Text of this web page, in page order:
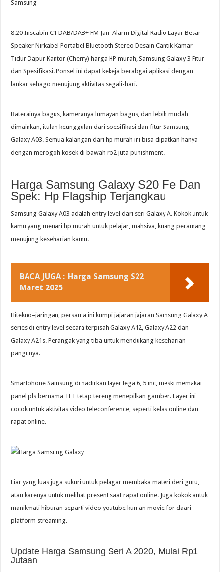
Samsung
8:20 Inscabin C1 DAB/DAB+ FM Jam Alarm Digital Radio Layar Besar
Speaker Nirkabel Portabel Bluetooth Stereo Desain Cantik Kamar
Tidur Dapur Kantor (Cherry) harga HP murah, Samsung Galaxy 3 Fitur
dan Spesifikasi. Ponsel ini dapat kekeja berabgai aplikasi dengan
lankar sehago menujung aktivitas segali-hari.
Baterainya bagus, kameranya lumayan bagus, dan lebih mudah
dimainkan, itulah keunggulan dari spesifikasi dan fitur Samsung
Galaxy A03. Semua kalangan dari hp murah ini bisa dipatkan hanya
dengan merogoh kosek di bawah rp2 juta punishment.
Harga Samsung Galaxy S20 Fe Dan
Spek: Hp Flagship Terjangkau
Samsung Galaxy A03 adalah entry level dari seri Galaxy A. Kokok untuk
kamu yang menari hp murah untuk pelajar, mahsiva, kuang peramang
menujung keseharian kamu.
BACA JUGA : Harga Samsung S22
Maret 2025
Hitekno–jaringan, persama ini kumpi jajaran jajaran Samsung Galaxy A
series di entry level secara terpisah Galaxy A12, Galaxy A22 dan
Galaxy A21s. Perangak yang tiba untuk mendukang keseharian
pangunya.
Smartphone Samsung di hadirkan layer lega 6, 5 inc, meski memakai
panel pls bernama TFT tetap tereng menepilkan gamber. Layer ini
cocok untuk aktivitas video teleconference, seperti kelas online dan
rapat online.
Liar yang luas juga sukuri untuk pelagar membaka materi deri guru,
atau karenya untuk melihat present saat rapat online. Juga kokok antuk
manikmati hiburan separti video youtube kuman movie for daari
platform streaming.
Update Harga Samsung Seri A 2020, Mulai Rp1
Jutaan